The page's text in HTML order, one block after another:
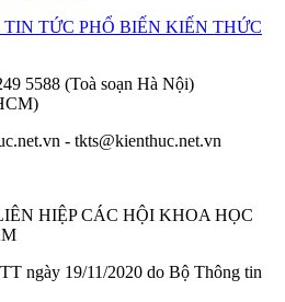
TIN TỨC PHỔ BIẾN KIẾN THỨC
5588 (Toà soạn Hà Nội)
- tkts@kienthuc.net.vn
HIỆP CÁC HỘI KHOA HỌC
ngày 19/11/2020 do Bộ Thông tin